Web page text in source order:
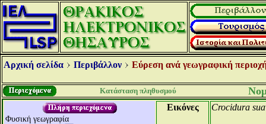
Αρχική σελίδα Περιβάλλον Εύρεση ανά γεωγραφική
Κατάσταση πληθυσμού
Φυσική γεωγραφία
Εικόνες Crocidura